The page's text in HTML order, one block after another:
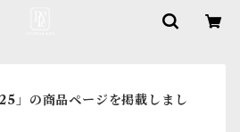
」の商品ページを掲載しまし